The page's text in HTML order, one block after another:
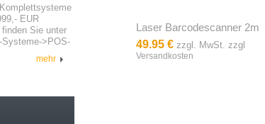
EUR
Sie unter
Systeme->POS-
mehr
Laser Barcodescanner 2m
49.95 € zzgl. MwSt. zzgl
Versandkosten